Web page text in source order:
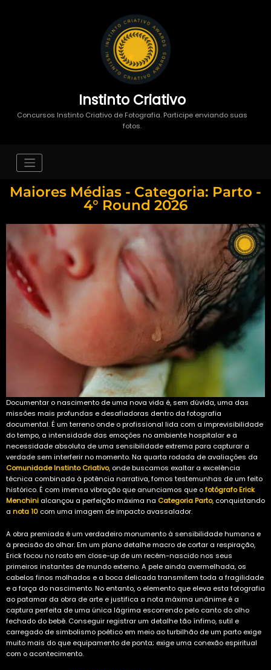
Instinto Criativo
Concursos Instinto Criativo de Fotografia. Participe enviando suas
fotos.
Maiores Médias - Categoria: Parto -
4° Round 2026
Documentar o nascimento de uma nova vida é, sem dúvida, uma das
missões mais profundas e desafiadoras dentro da fotografia
documental. É um terreno onde o profissional lida com a imprevisibilidade
do tempo, a intensidade das emoções no ambiente hospitalar e a
necessidade absoluta de uma sensibilidade extrema para capturar a
verdade sem interferir no momento. Na quarta rodada de avaliações da
Comunidade Instinto Criativo, onde buscamos exaltar a excelência
técnica combinada à potência narrativa, fomos testemunhas de um feito
histórico. É com imensa vibração que anunciamos que ofotógrafo Erick
Menchini alcançou a perfeição máxima na Categoria Parto, conquistando
a nota 10 com uma imagem de impacto avassalador.
A obra premiada é um verdadeiro monumento à sensibilidade humana e
à precisão do olhar. Em um plano detalhe macro de cortar a respiração,
Erick focou no rosto em close-up de um recém-nascido nos seus
primeiros instantes de mundo externo. A pele ainda avermelhada, os
cabelos finos molhados e a boca delicada transmitem toda a fragilidade
e a força do nascimento. No entanto, o elemento que eleva esta fotografia
ao patamar da obra de arte e justifica a nota máxima unânime é a
captura perfeita de uma única lágrima escorrendo pelo canto do olho
fechado do bebê. Conseguir registrar um detalhe tão ínfimo, sutil e
carregado de simbolismo poético em meio ao turbilhão de um parto exige
muito mais do que equipamento de ponta; exige uma conexão espiritual
com o acontecimento.